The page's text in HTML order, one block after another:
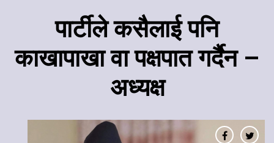
​पार्टीले कसैलाई पनि
काखापाखा वा पक्षपात गर्दैन –
अध्यक्ष